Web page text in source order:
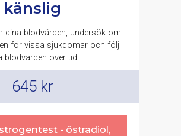
känslig
dina blodvärden, undersök om
för vissa sjukdomar och följ
blodvärden över tid.
645 kr
- östradiol,